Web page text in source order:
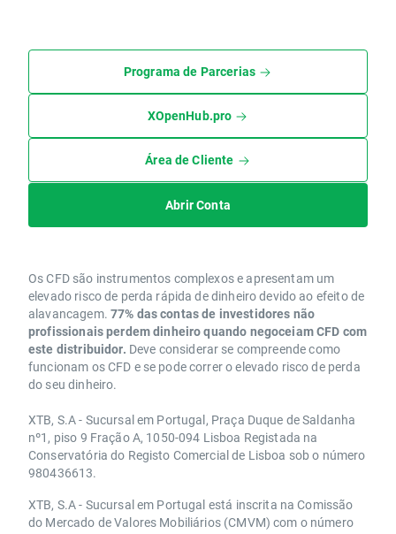
Programa de Parcerias
XOpenHub.pro
Área de Cliente
Abrir Conta
Os CFD são instrumentos complexos e apresentam um
elevado risco de perda rápida de dinheiro devido ao efeito de
alavancagem. 77% das contas de investidores não
profissionais perdem dinheiro quando negoceiam CFD com
este distribuidor. Deve considerar se compreende como
funcionam os CFD e se pode correr o elevado risco de perda
do seu dinheiro.
XTB, S.A - Sucursal em Portugal, Praça Duque de Saldanha
nº1, piso 9 Fração A, 1050-094 Lisboa Registada na
Conservatória do Registo Comercial de Lisboa sob o número
980436613.
XTB, S.A - Sucursal em Portugal está inscrita na Comissão
do Mercado de Valores Mobiliários (CMVM) com o número